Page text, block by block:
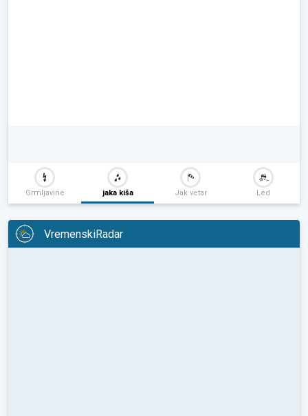
Grmljavine jaka kiša Jak vetar Led
VremenskiRadar